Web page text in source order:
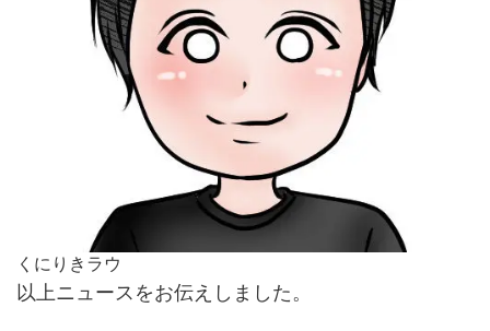
くにりきラウ
以上ニュースをお伝えしました。